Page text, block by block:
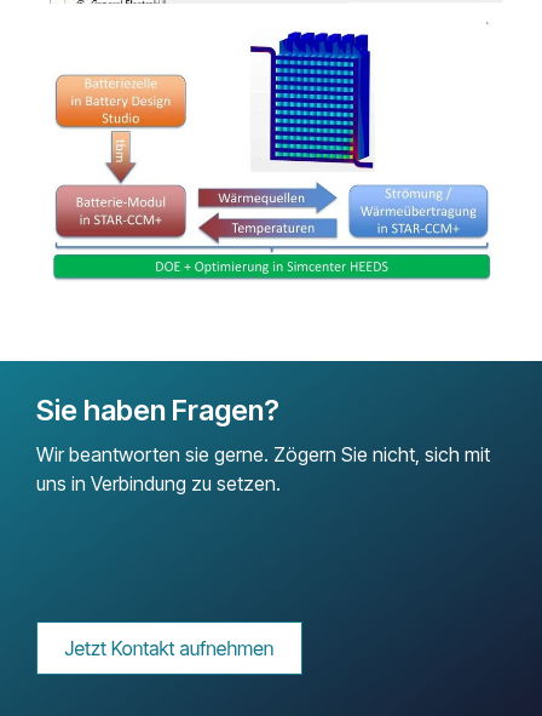
Sie haben Fragen?
Wir beantworten sie gerne. Zögern Sie nicht, sich mit
uns in Verbindung zu setzen.